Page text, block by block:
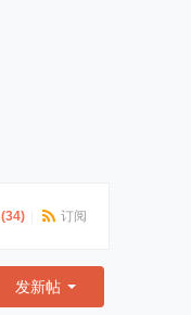
(34) 订阅
发新帖